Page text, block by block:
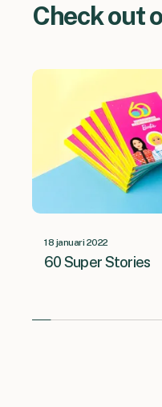
Check out
18 januari 2022
60 Super Stories